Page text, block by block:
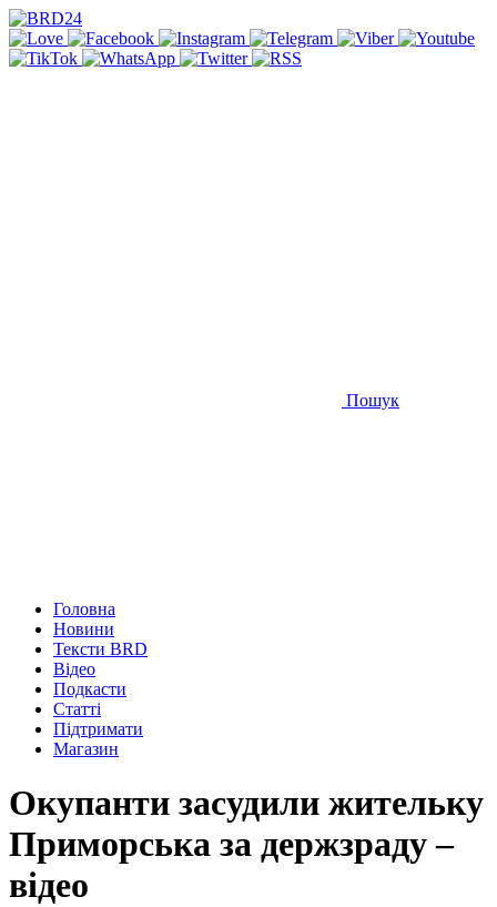
Пошук
Головна
Новини
Тексти BRD
Відео
Подкасти
Статті
Підтримати
Магазин
Окупанти засудили жительку
Приморська за держзраду –
відео